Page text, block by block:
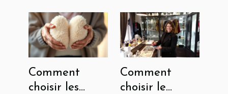
Comment
choisir les
Comment
choisir le